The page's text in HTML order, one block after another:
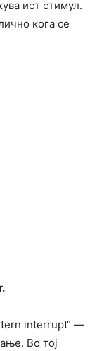
ист стимул.
кога се
interrupt“ —
Во тој